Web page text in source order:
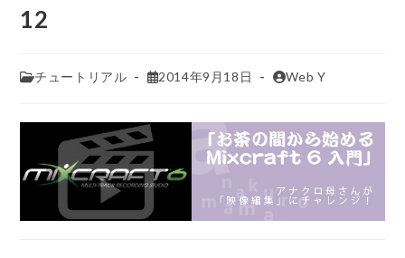
12
チュートリアル 2014年9月18日 Web Y